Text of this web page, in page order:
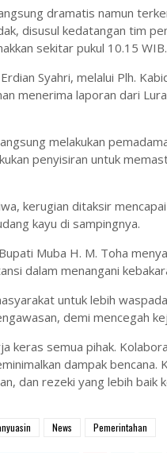
dramatis namun
disusul kedatangan tim
sekitar pukul 10.15 WIB.
Syahri, melalui Plh.
menerima laporan dari
melakukan
penyisiran untuk
kerugian ditaksir
kayu di sampingnya.
Muba H. M. Toha
dalam menangani
untuk lebih
demi mencegah
keras semua pihak.
dampak bencana.
dan rezeki yang lebih baik
News Pemerintahan